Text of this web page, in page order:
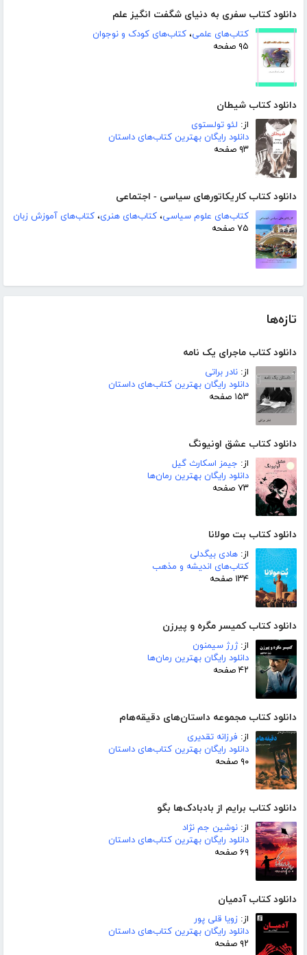
دانلود کتاب سفری به دنیای شگفت انگیز علم
کتاب‌های علمی، کتاب‌های کودک و نوجوان
۹۵ صفحه
دانلود کتاب شیطان
از: لئو تولستوی
دانلود رایگان بهترین کتاب‌های داستان
۹۳ صفحه
دانلود کتاب کاریکاتورهای سیاسی - اجتماعی
کتاب‌های علوم سیاسی، کتاب‌های هنری، کتاب‌های آموزش زبان
۷۵ صفحه
تازه‌ها
دانلود کتاب ماجرای یک نامه
از: نادر براتی
دانلود رایگان بهترین کتاب‌های داستان
۱۵۳ صفحه
دانلود کتاب عشق اونیونگ
از: جیمز اسکارث گیل
دانلود رایگان بهترین رمان‌ها
۷۳ صفحه
دانلود کتاب بت مولانا
از: هادی بیگدلی
کتاب‌های اندیشه و مذهب
۱۳۴ صفحه
دانلود کتاب کمیسر مگره و پیرزن
از:ژرژ سیمنون
دانلود رایگان بهترین رمان‌ها
۴۲ صفحه
دانلود کتاب مجموعه داستان‌های دقیقه‌هام
از: فرزانه تقدیری
دانلود رایگان بهترین کتاب‌های داستان
۹۰ صفحه
دانلود کتاب برایم از بادبادک‌ها بگو
از: نوشین جم نژاد
دانلود رایگان بهترین کتاب‌های داستان
۶۹ صفحه
دانلود کتاب آدمیان
از: زویا قلی پور
دانلود رایگان بهترین کتاب‌های داستان
۹۲ صفحه